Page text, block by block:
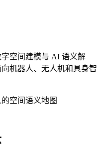
空间建模与 AI 语义解
机器人、无人机和具身智